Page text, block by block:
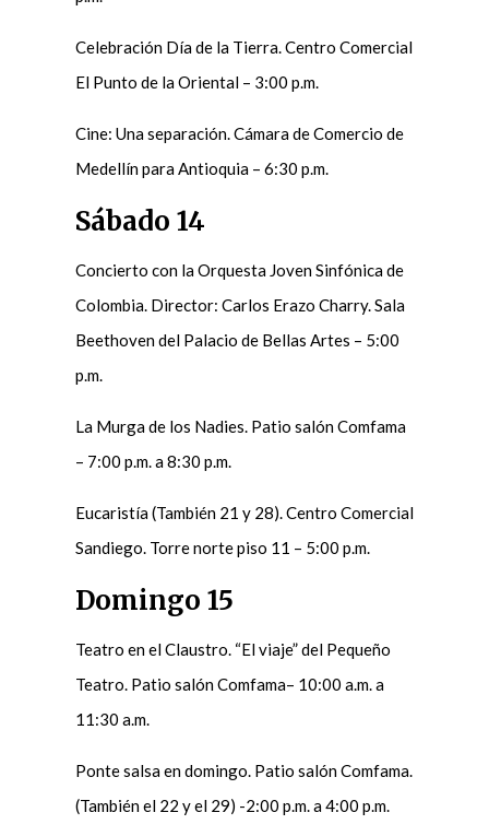
Celebración Día de la Tierra. Centro Comercial
El Punto de la Oriental – 3:00 p.m.
Cine: Una separación. Cámara de Comercio de
Medellín para Antioquia – 6:30 p.m.
Sábado 14
Concierto con la Orquesta Joven Sinfónica de
Colombia. Director: Carlos Erazo Charry. Sala
Beethoven del Palacio de Bellas Artes – 5:00
p.m.
La Murga de los Nadies. Patio salón Comfama
– 7:00 p.m. a 8:30 p.m.
Eucaristía (También 21 y 28). Centro Comercial
Sandiego. Torre norte piso 11 – 5:00 p.m.
Domingo 15
Teatro en el Claustro. “El viaje” del Pequeño
Teatro. Patio salón Comfama– 10:00 a.m. a
11:30 a.m.
Ponte salsa en domingo. Patio salón Comfama.
(También el 22 y el 29) -2:00 p.m. a 4:00 p.m.